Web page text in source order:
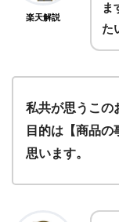
楽天解説
ま
た
私共が思うこの
目的は 【商品
思います。